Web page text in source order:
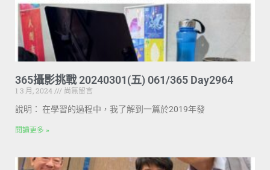
365攝影挑戰 20240301(五) 061/365 Day2964
1 3 月, 2024
尚無留言
說明： 在學習的過程中，我了解到一篇於2019年發
閱讀更多 »